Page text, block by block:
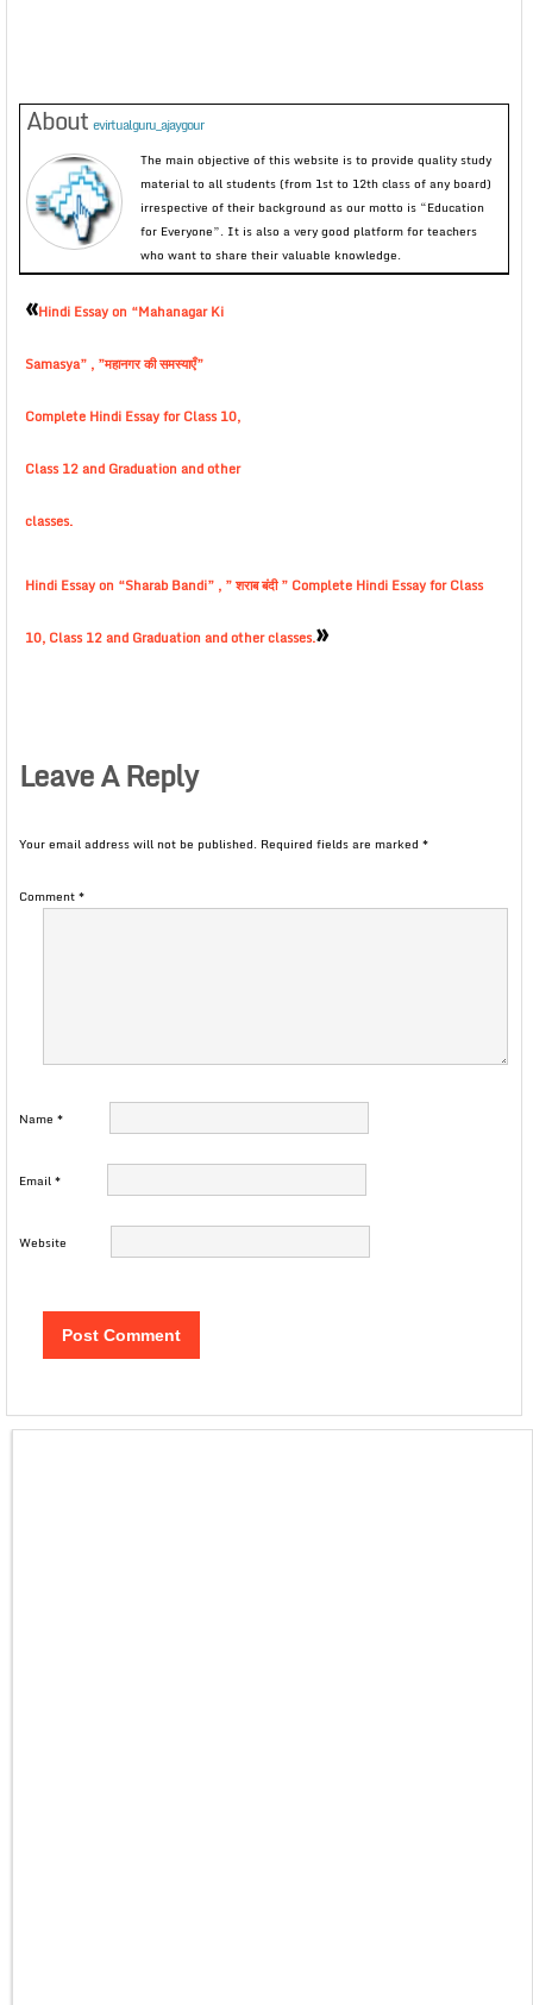
About evirtualguru_ajaygour
The main objective of this website is to provide quality study
material to all students (from 1st to 12th class of any board)
irrespective of their background as our motto is “Education
for Everyone”. It is also a very good platform for teachers
who want to share their valuable knowledge.
«Hindi Essay on “Mahanagar Ki
Samasya” , ”महानगर की समस्याएँ”
Complete Hindi Essay for Class 10,
Class 12 and Graduation and other
classes.
Hindi Essay on “Sharab Bandi” , ” शराब बंदी ” Complete Hindi Essay for Class
10, Class 12 and Graduation and other classes.»
Leave A Reply
Your email address will not be published. Required fields are marked *
Comment*
Name *
Email*
Website